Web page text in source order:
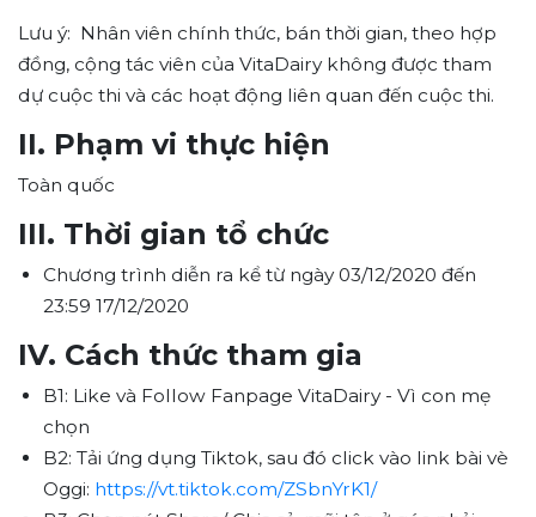
Lưu ý: Nhân viên chính thức, bán thời gian, theo hợp
đồng, cộng tác viên của VitaDairy không được tham
dự cuộc thi và các hoạt động liên quan đến cuộc thi.
II. Phạm vi thực hiện
Toàn quốc
III. Thời gian tổ chức
Chương trình diễn ra kể từ ngày 03/12/2020 đến
23:59 17/12/2020
IV. Cách thức tham gia
B1: Like và Follow Fanpage VitaDairy - Vì con mẹ
chọn
B2: Tải ứng dụng Tiktok, sau đó click vào link bài vè
Oggi: https://vt.tiktok.com/ZSbnYrK1/